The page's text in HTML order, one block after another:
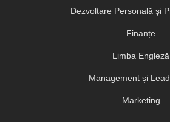
Dezvoltare Personală și
Finanțe
Limba Engleză
Management și
Marketing